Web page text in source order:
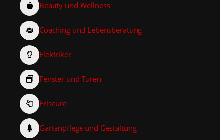
Beauty und Wellness
Coaching und Lebensberatung
Elektriker
Fenster und Türen
Friseure
Gartenpflege und Gestaltung